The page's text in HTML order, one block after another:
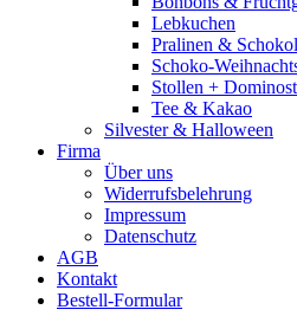
Lebkuchen
Pralinen &
Schoko-
Stollen +
Tee & Kakao
Silvester & Halloween
Firma
Über uns
Widerrufsbelehrung
Impressum
Datenschutz
AGB
Kontakt
Bestell-Formular